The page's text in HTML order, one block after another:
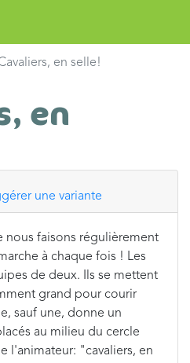
en selle!
en
une variante
nous faisons régulièrement
à chaque fois ! Les
de deux. Ils se mettent
grand pour courir
sauf une, donne un
au milieu du cercle
l'animateur: "cavaliers, en